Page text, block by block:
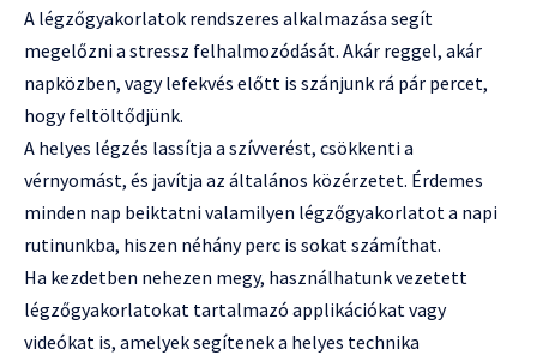
A légzőgyakorlatok rendszeres alkalmazása segít
megelőzni a stressz felhalmozódását. Akár reggel, akár
napközben, vagy lefekvés előtt is szánjunk rá pár percet,
hogy feltöltődjünk.
A helyes légzés lassítja a szívverést, csökkenti a
vérnyomást, és javítja az általános közérzetet. Érdemes
minden nap beiktatni valamilyen légzőgyakorlatot a napi
rutinunkba, hiszen néhány perc is sokat számíthat.
Ha kezdetben nehezen megy, használhatunk vezetett
légzőgyakorlatokat tartalmazó applikációkat vagy
videókat is, amelyek segítenek a helyes technika